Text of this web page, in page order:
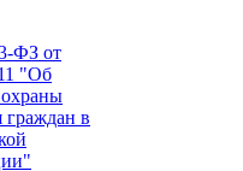
ФЗ от
"Об
граждан в